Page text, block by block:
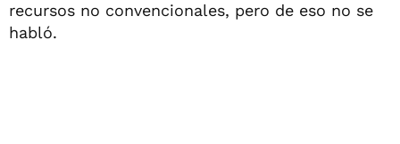
recursos no convencionales, pero de eso no se
habló.